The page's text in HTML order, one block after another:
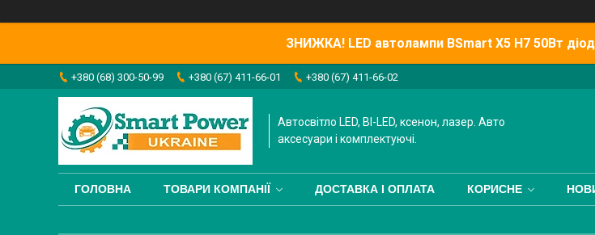
ЗНИЖКА! LED автолампи BSmart X5 H7 50Вт
+380 (68) 300-50-99 +380 (67) 411-66-01 +380 (67) 411-66-02
Автосвітло LED, BI-LED, ксенон, лазер. Авто
аксесуари і комплектуючі.
ГОЛОВНА ТОВАРИ КОМПАНІЇ ДОСТАВКА І ОПЛАТА КОРИСНЕ